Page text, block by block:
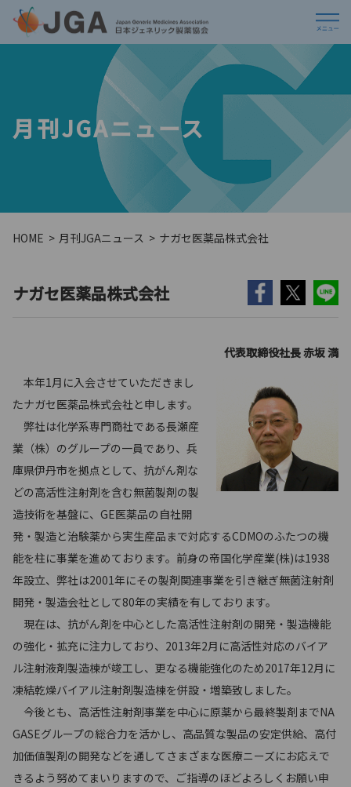
月刊JGAニュース
HOME 月刊JGAニュース ナガセ医薬品株式会社
ナガセ医薬品株式会社
代表取締役社長 赤坂 満
本年1月に入会させていただきまし
たナガセ医薬品株式会社と申します。
弊社は化学系専門商社である長瀬産
業（株）のグループの一員であり、兵
庫県伊丹市を拠点として、抗がん剤な
どの高活性注射剤を含む無菌製剤の製
造技術を基盤に、GE医薬品の自社開
発・製造と治験薬から実生産品まで対応するCDMOのふたつの機
能を柱に事業を進めております。前身の帝国化学産業(株)は1938
年設立、弊社は2001年にその製剤関連事業を引き継ぎ無菌注射剤
開発・製造会社として80年の実績を有しております。
現在は、抗がん剤を中心とした高活性注射剤の開発・製造機能
の強化・拡充に注力しており、2013年2月に高活性対応のバイア
ル注射液剤製造棟が竣工し、更なる機能強化のため2017年12月に
凍結乾燥バイアル注射剤製造棟を併設・増築致しました。
今後とも、高活性注射剤事業を中心に原薬から最終製剤までNA
GASEグループの総合力を活かし、高品質な製品の安定供給、高付
加価値製剤の開発などを通してさまざまな医療ニーズにお応えで
きるよう努めてまいりますので、ご指導のほどよろしくお願い申